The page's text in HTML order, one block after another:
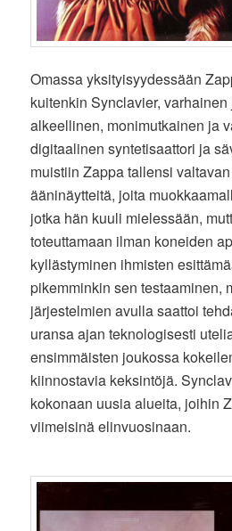
Omassa yksityisyydessään
kuitenkin Synclavier,
alkeellinen, monimutkainen ja
digitaalinen syntetisaattori ja
muistiin Zappa tallensi
ääninäytteitä, joita
jotka hän kuuli mielessään,
toteuttamaan ilman koneiden
kyllästyminen ihmisten
pikemminkin sen testaaminen,
järjestelmien avulla saattoi
uransa ajan teknologisesti
ensimmäisten joukossa
kiinnostavia keksintöjä.
kokonaan uusia alueita, joihin
viimeisinä elinvuosinaan.